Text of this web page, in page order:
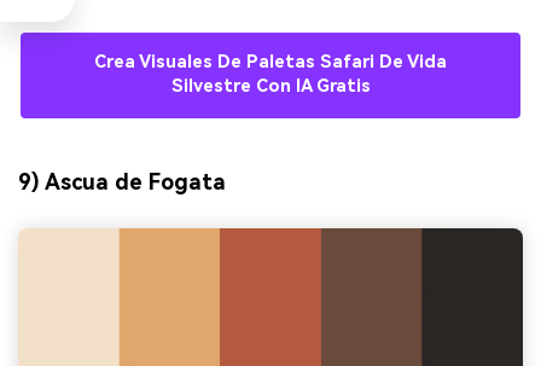
Crea Visuales De Paletas Safari De Vida
Silvestre Con IA Gratis
9) Ascua de Fogata